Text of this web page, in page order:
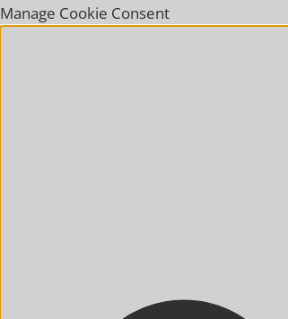
Manage Cookie Consent